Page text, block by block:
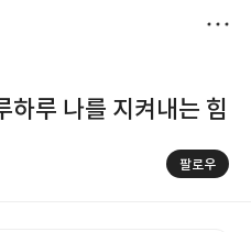
하루 나를 지켜내는 힘
팔로우